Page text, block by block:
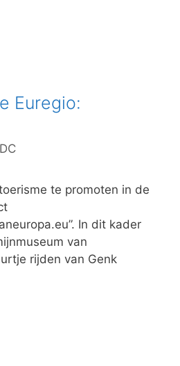
Euregio:
te promoten in de
In dit kader
van
rijden van Genk